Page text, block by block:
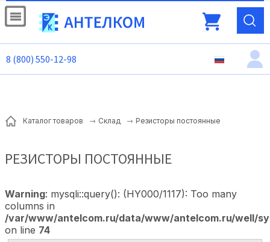
8 (800) 550-12-98
Каталог товаров Склад Резисторы постоянные
РЕЗИСТОРЫ ПОСТОЯННЫЕ
Warning: mysqli::query(): (HY000/1117): Too many
columns in
/var/www/antelcom.ru/data/www/antelcom.ru/well/
on line 74